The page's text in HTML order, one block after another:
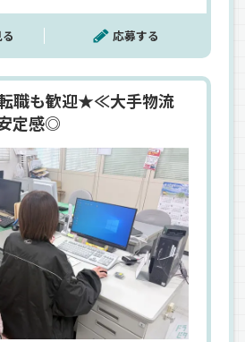
代の方も活躍中！
応募する
職も歓迎★≪大手物流
定感◎